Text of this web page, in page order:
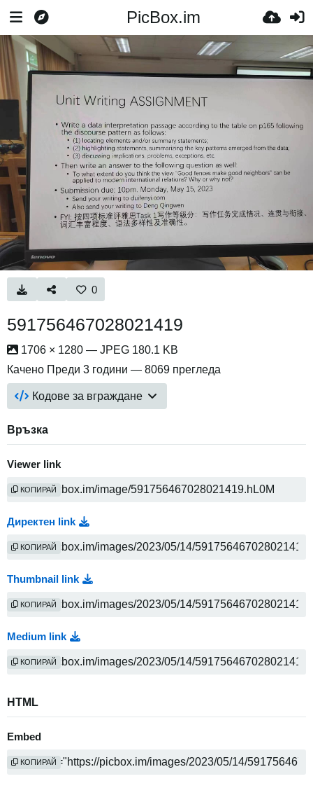
PicBox.im
0
591756467028021419
1706 × 1280 — JPEG 180.1 KB
Качено Преди 3 години — 8069 прегледа
Кодове за вграждане
Връзка
Viewer link
КОПИРАЙ
Директен link
КОПИРАЙ
Thumbnail link
КОПИРАЙ
Medium link
КОПИРАЙ
HTML
Embed
КОПИРАЙ